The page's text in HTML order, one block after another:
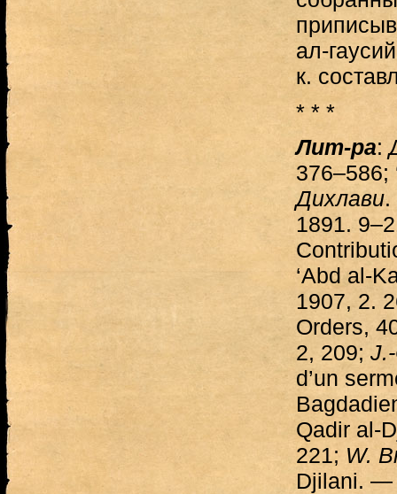
ал-
к.
* * *
Лит-ра:
376–586;
Дихлави.
1891.
‘Abd al-
1907, 2.
Orders,
2, 209;
d’un
Qadir al-
221; W.
Djilani. —